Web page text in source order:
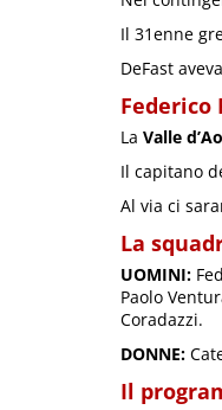
Il 31enne
DeFast
Federico
La Valle
Il capitano
Al via ci
La
UOMINI:
Paolo
Coradazzi.
DONNE:
Il